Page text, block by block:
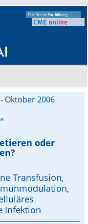
Oktober 2006
oder
Transfusion,
Infektion